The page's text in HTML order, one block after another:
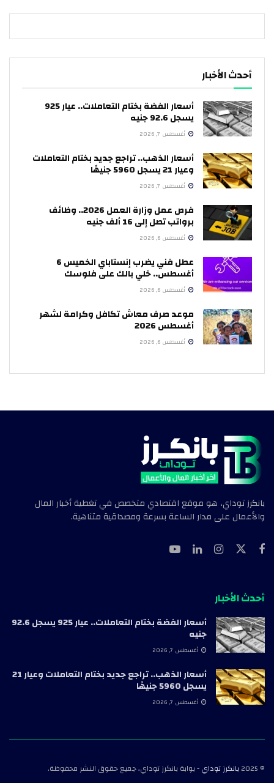
أحدث الأخبار
أسعار الفضة بختام التعاملات.. عيار 925
يسجل 92.6 جنيه
أغسطس 7, 2026
أسعار الذهب.. تراجع جديد بختام التعاملات
وعيار 21 يسجل 5960 جنيهًا
أغسطس 7, 2026
فرص عمل وزارة العمل 2026.. وظائف
برواتب تصل إلى 16 ألف جنيه
أغسطس 6, 2026
عطل فني يضرب إنستاباي الخميس 6
أغسطس.. خلي بالك على فلوسك
أغسطس 6, 2026
موعد صرف معاش تكافل وكرامة لشهر
أغسطس 2026
أغسطس 6, 2026
بانكرز توداي، هو موقع اقتصادي متخصص في تغطية أخبار المال
والأعمال على مدار الساعة بسرعة ومصداقية متناهية.
أحدث الأخبار
أسعار الفضة بختام التعاملات.. عيار 925 يسجل 92.6
جنيه
أغسطس 7, 2026
أسعار الذهب.. تراجع جديد بختام التعاملات وعيار 21
يسجل 5960 جنيهًا
أغسطس 7, 2026
© 2025 بانكرز توداي- بوابة بانكرز توداي، جميع حقوق النشر محفوظة.